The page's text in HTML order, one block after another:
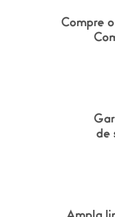
Compre
de